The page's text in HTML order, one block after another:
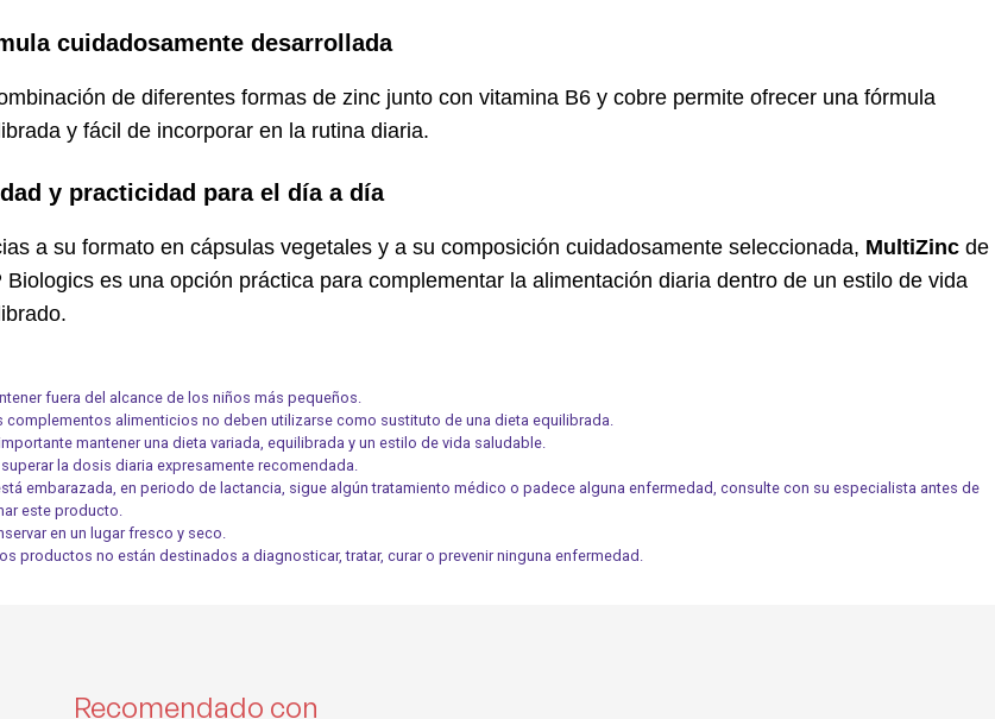
cuidadosamente desarrollada
de diferentes formas de zinc junto con vitamina B6 y cobre permite ofrecer una fórmula
y fácil de incorporar en la rutina diaria.
y practicidad para el día a día
a su formato en cápsulas vegetales y a su composición cuidadosamente seleccionada, MultiZinc de
Biologics es una opción práctica para complementar la alimentación diaria dentro de un estilo de vida
fuera del alcance de los niños más pequeños.
complementos alimenticios no deben utilizarse como sustituto de una dieta equilibrada.
mantener una dieta variada, equilibrada y un estilo de vida saludable.
la dosis diaria expresamente recomendada.
embarazada, en periodo de lactancia, sigue algún tratamiento médico o padece alguna enfermedad, consulte con su especialista antes de
este producto.
en un lugar fresco y seco.
productos no están destinados a diagnosticar, tratar, curar o prevenir ninguna enfermedad.
Recomendado con